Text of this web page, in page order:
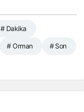
# Dakika
# Orman # Son